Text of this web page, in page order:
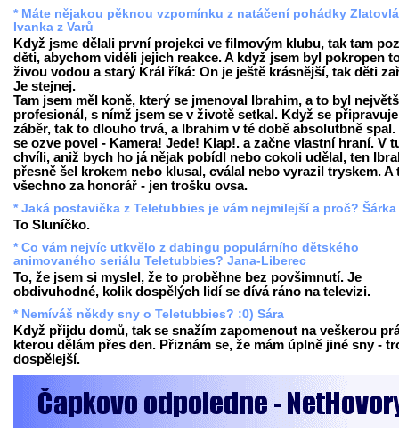
* Máte nějakou pěknou vzpomínku z natáčení pohádky
Ivanka z Varů
Když jsme dělali první projekci ve filmovým klubu, tak tam
děti, abychom viděli jejich reakce. A když jsem byl pokropen
živou vodou a starý Král říká: On je ještě krásnější, tak děti
Je stejnej.
Tam jsem měl koně, který se jmenoval Ibrahim, a to byl
profesionál, s nímž jsem se v životě setkal. Když se připravuje
záběr, tak to dlouho trvá, a Ibrahim v té době absolutbně spal.
se ozve povel - Kamera! Jede! Klap!. a začne vlastní hraní. V
chvíli, aniž bych ho já nějak pobídl nebo cokoli udělal, ten
přesně šel krokem nebo klusal, cválal nebo vyrazil tryskem. A
všechno za honorář - jen trošku ovsa.
* Jaká postavička z Teletubbies je vám nejmilejší a proč? Šárka
To Sluníčko.
* Co vám nejvíc utkvělo z dabingu populárního dětského
animovaného seriálu Teletubbies? Jana-Liberec
To, že jsem si myslel, že to proběhne bez povšimnutí. Je
obdivuhodné, kolik dospělých lidí se dívá ráno na televizi.
* Nemíváš někdy sny o Teletubbies? :0) Sára
Když přijdu domů, tak se snažím zapomenout na veškerou
kterou dělám přes den. Přiznám se, že mám úplně jiné sny -
dospělejší.